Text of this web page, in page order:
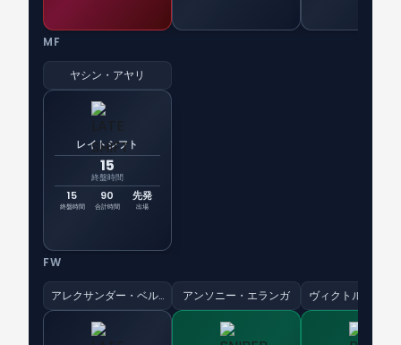
MF
ヤシン・アヤリ
レイトシフト
15
終盤時間
15
終盤時間
90
合計時間
先発
出場
FW
アレクサンダー・ベルンハルドソン アンソニー・エランガ